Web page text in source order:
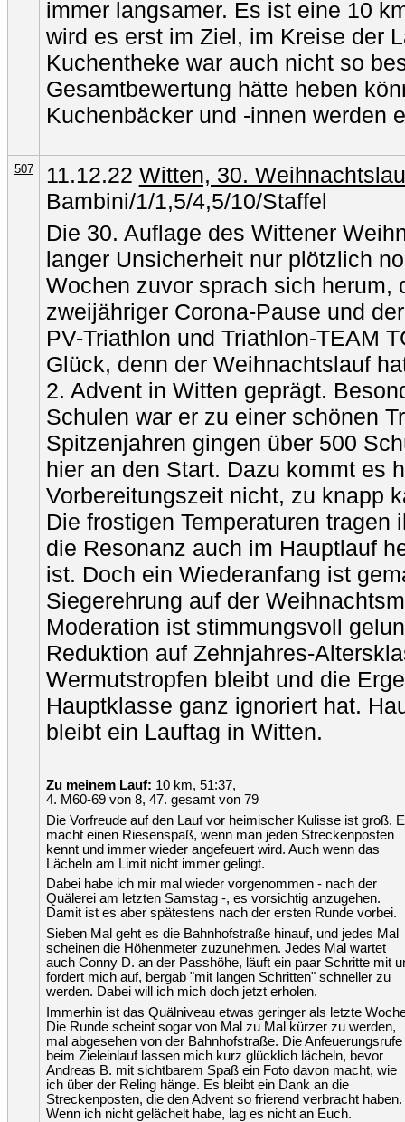
immer langsamer. Es ist eine 10
wird es erst im Ziel, im Kreise der
Kuchentheke war auch nicht so
Gesamtbewertung hätte heben
Kuchenbäcker und -innen werden
507 11.12.22 Witten, 30.
Bambini/1/1,5/4,5/10/Staffel
Die 30. Auflage des Wittener
langer Unsicherheit nur plötzlich
Wochen zuvor sprach sich herum,
zweijähriger Corona-Pause und
PV-Triathlon und Triathlon-TEAM
Glück, denn der Weihnachtslauf
2. Advent in Witten geprägt.
Schulen war er zu einer schönen
Spitzenjahren gingen über 500
hier an den Start. Dazu kommt es
Vorbereitungszeit nicht, zu knapp
Die frostigen Temperaturen tragen
die Resonanz auch im Hauptlauf
ist. Doch ein Wiederanfang ist
Siegerehrung auf der
Moderation ist stimmungsvoll
Reduktion auf Zehnjahres-
Wermutstropfen bleibt und die
Hauptklasse ganz ignoriert hat.
bleibt ein Lauftag in Witten.
Zu meinem Lauf: 10 km, 51:37,
4. M60-69 von 8, 47. gesamt von 79
Die Vorfreude auf den Lauf vor heimischer Kulisse ist groß.
macht einen Riesenspaß, wenn man jeden Streckenposten
kennt und immer wieder angefeuert wird. Auch wenn das
Lächeln am Limit nicht immer gelingt.
Dabei habe ich mir mal wieder vorgenommen - nach der
Quälerei am letzten Samstag -, es vorsichtig anzugehen.
Damit ist es aber spätestens nach der ersten Runde vorbei.
Sieben Mal geht es die Bahnhofstraße hinauf, und jedes Mal
scheinen die Höhenmeter zuzunehmen. Jedes Mal wartet
auch Conny D. an der Passhöhe, läuft ein paar Schritte mit
fordert mich auf, bergab "mit langen Schritten" schneller zu
werden. Dabei will ich mich doch jetzt erholen.
Immerhin ist das Quälniveau etwas geringer als letzte
Die Runde scheint sogar von Mal zu Mal kürzer zu werden,
mal abgesehen von der Bahnhofstraße. Die Anfeuerungsrufe
beim Zieleinlauf lassen mich kurz glücklich lächeln, bevor
Andreas B. mit sichtbarem Spaß ein Foto davon macht, wie
ich über der Reling hänge. Es bleibt ein Dank an die
Streckenposten, die den Advent so frierend verbracht haben.
Wenn ich nicht gelächelt habe, lag es nicht an Euch.